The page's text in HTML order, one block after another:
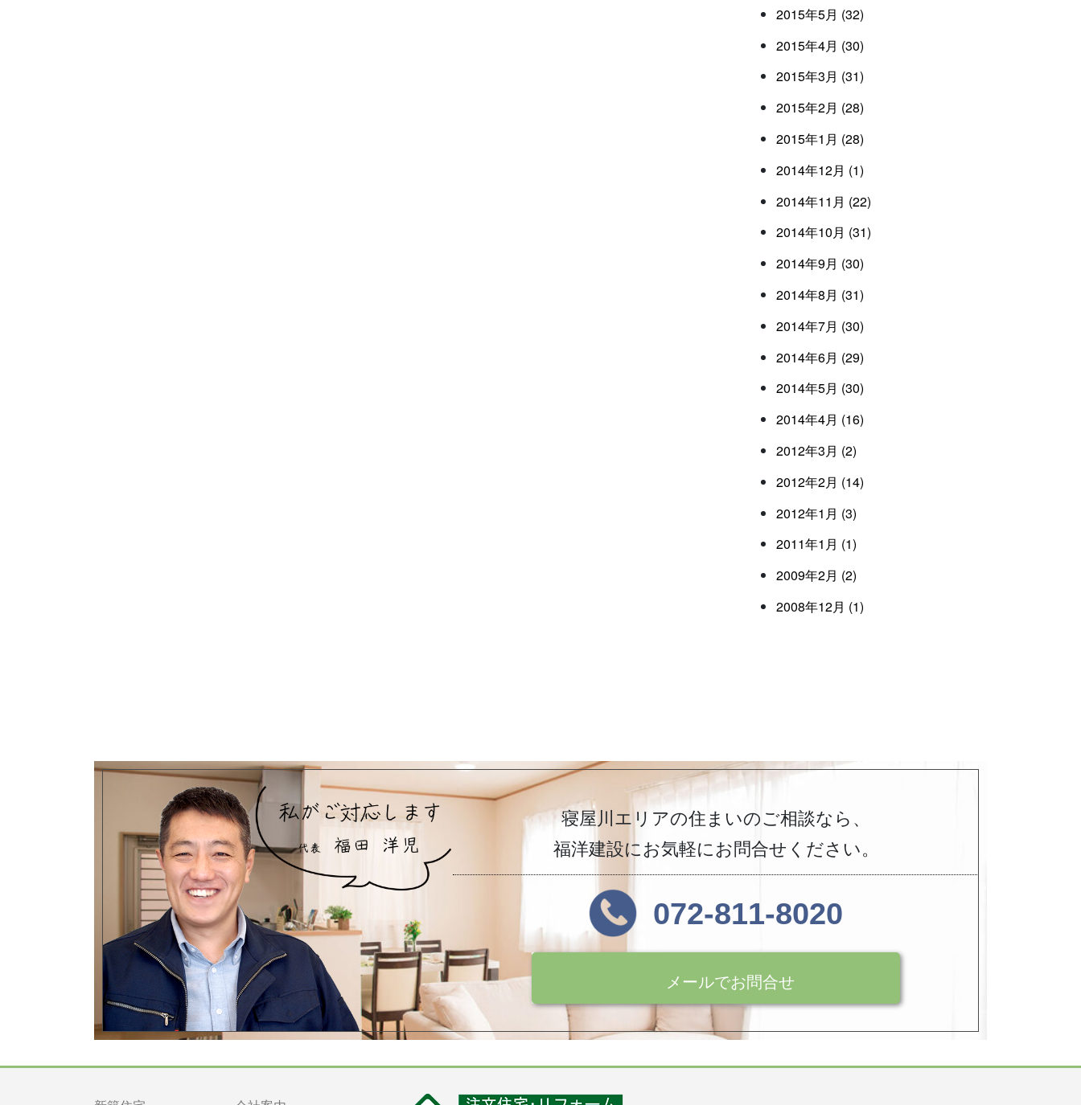
2015年5月 (32)
2015年4月 (30)
2015年3月 (31)
2015年2月 (28)
2015年1月 (28)
2014年12月 (1)
2014年11月 (22)
2014年10月 (31)
2014年9月 (30)
2014年8月 (31)
2014年7月 (30)
2014年6月 (29)
2014年5月 (30)
2014年4月 (16)
2012年3月 (2)
2012年2月 (14)
2012年1月 (3)
2011年1月 (1)
2009年2月 (2)
2008年12月 (1)
寝屋川エリアの住まいのご相談なら、
福洋建設にお気軽にお問合せください。
072-811-8020
メールでお問合せ